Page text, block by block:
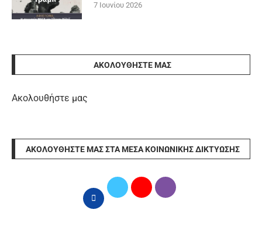
7 Ιουνίου 2026
ΑΚΟΛΟΥΘΉΣΤΕ ΜΑΣ
Ακολουθήστε μας
ΑΚΟΛΟΥΘΉΣΤΕ ΜΑΣ ΣΤΑ ΜΈΣΑ ΚΟΙΝΩΝΙΚΉΣ ΔΙΚΤΎΩΣΗΣ